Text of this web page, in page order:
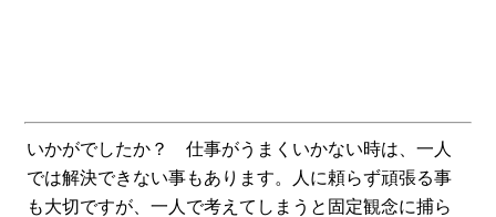
いかがでしたか？ 仕事がうまくいかない時は、一人
では解決できない事もあります。人に頼らず頑張る事
も大切ですが、一人で考えてしまうと固定観念に捕ら